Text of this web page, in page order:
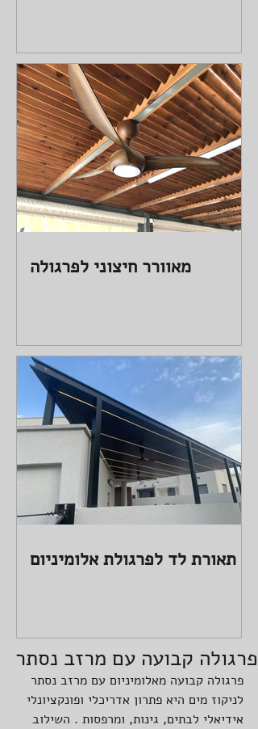
מאוורר חיצוני לפרגולה
תאורת לד לפרגולת אלומיניום
פרגולה קבועה עם מרזב נסתר
פרגולה קבועה מאלומיניום עם מרזב נסתר
לניקוז מים היא פתרון אדריכלי ופונקציונלי
אידיאלי לבתים, גינות, ומרפסות . השילוב